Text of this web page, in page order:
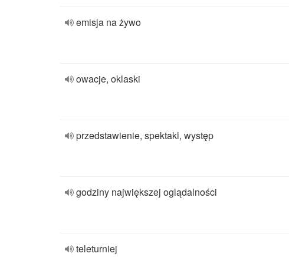
emisja na żywo
owacje, oklaski
przedstawienie, spektakl, występ
godziny największej oglądalności
teleturniej